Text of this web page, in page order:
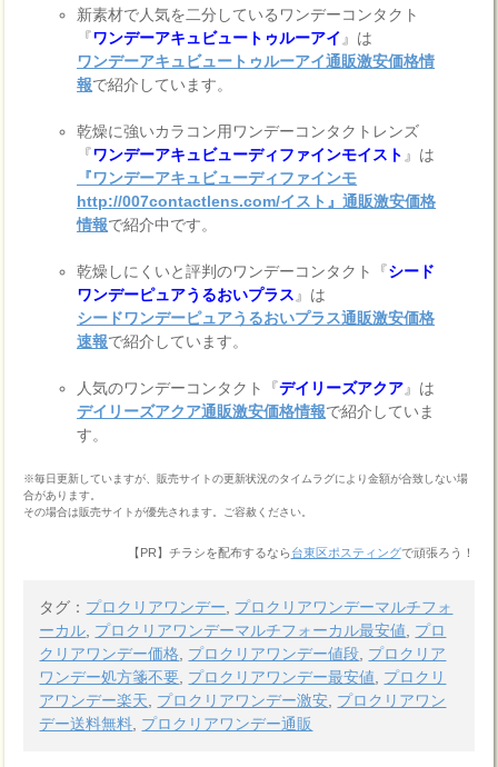
新素材で人気を二分しているワンデーコンタクト
『ワンデーアキュビュートゥルーアイ 』は
ワンデーアキュビュートゥルーアイ通販激安価格情
報で紹介しています。
乾燥に強いカラコン用ワンデーコンタクトレンズ
『ワンデーアキュビューディファインモイスト 』は
『ワンデーアキュビューディファインモ
http://007contactlens.com/イスト』通販激安価格
情報で紹介中です。
乾燥しにくいと評判のワンデーコンタクト『シード
ワンデーピュアうるおいプラス 』は
シードワンデーピュアうるおいプラス通販激安価格
速報で紹介しています。
人気のワンデーコンタクト『デイリーズアクア』は
デイリーズアクア通販激安価格情報で紹介していま
す。
※毎日更新していますが、販売サイトの更新状況のタイムラグにより金額が合致しない場
合があります。
その場合は販売サイトが優先されます。ご容赦ください。
【PR】チラシを配布するなら台東区ポスティングで頑張ろう！
タグ： プロクリアワンデー
プロクリアワンデーマルチフォ
ーカル プロクリアワンデーマルチフォーカル最安値
プロ
クリアワンデー価格
プロクリアワンデー値段 プロクリア
ワンデー処方箋不要 プロクリアワンデー最安値
プロクリ
アワンデー楽天
プロクリアワンデー激安 プロクリアワン
デー送料無料 プロクリアワンデー通販